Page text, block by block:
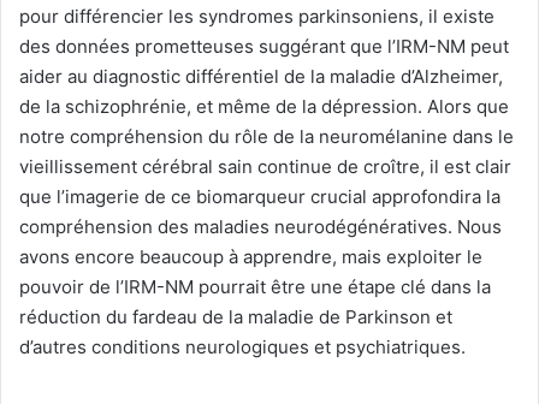
pour différencier les syndromes parkinsoniens, il existe
des données prometteuses suggérant que l’IRM-NM peut
aider au diagnostic différentiel de la maladie d’Alzheimer,
de la schizophrénie, et même de la dépression. Alors que
notre compréhension du rôle de la neuromélanine dans le
vieillissement cérébral sain continue de croître, il est clair
que l’imagerie de ce biomarqueur crucial approfondira la
compréhension des maladies neurodégénératives. Nous
avons encore beaucoup à apprendre, mais exploiter le
pouvoir de l’IRM-NM pourrait être une étape clé dans la
réduction du fardeau de la maladie de Parkinson et
d’autres conditions neurologiques et psychiatriques.